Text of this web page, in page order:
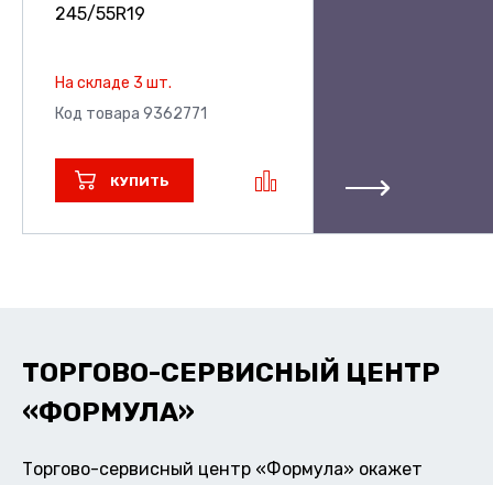
245/55R19
На складе 3 шт.
Код товара 9362771
КУПИТЬ
ТОРГОВО-СЕРВИСНЫЙ ЦЕНТР
«ФОРМУЛА»
Торгово-сервисный центр «Формула» окажет